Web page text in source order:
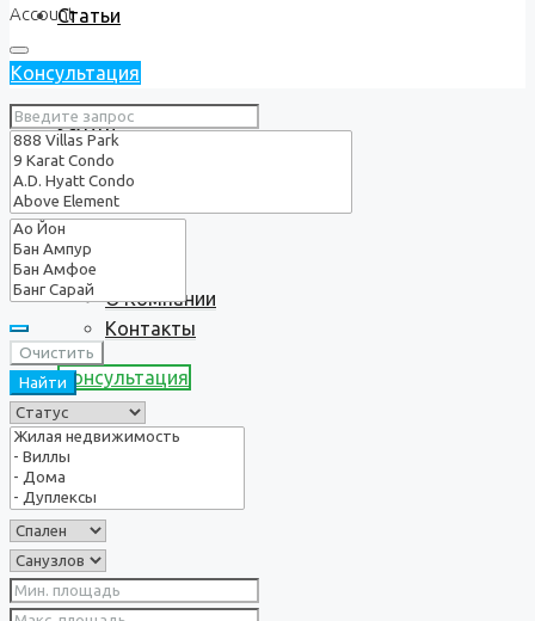
Статьи
Услуги
О нас
О Компании
Контакты
Консультация
Account
Консультация
Очистить
Найти